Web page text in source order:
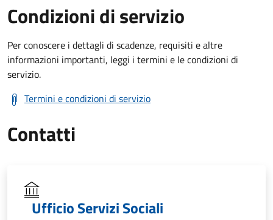
Condizioni di servizio
Per conoscere i dettagli di scadenze, requisiti e altre
informazioni importanti, leggi i termini e le condizioni di
servizio.
Termini e condizioni di servizio
Contatti
Ufficio Servizi Sociali